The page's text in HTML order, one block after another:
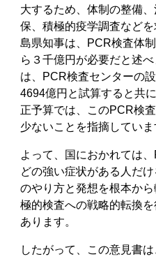
大するため、体制の整備
保、積極的疫学調査など
島県知事は、PCR検査体
ら３千億円が必要だと述
は、PCR検査センターの
4694億円と試算すると共
正予算では、このPCR検
少ないことを指摘していま
よって、国におかれては
どの強い症状がある人だ
のやり方と発想を根本か
極的検査への戦略的転換
あります。
したがって、この意見書は